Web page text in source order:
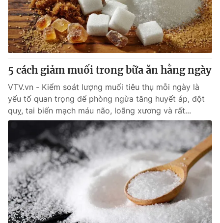
5 cách giảm muối trong bữa ăn hằng ngày
VTV.vn - Kiểm soát lượng muối tiêu thụ mỗi ngày là
yếu tố quan trọng để phòng ngừa tăng huyết áp, đột
quỵ, tai biến mạch máu não, loãng xương và rất...